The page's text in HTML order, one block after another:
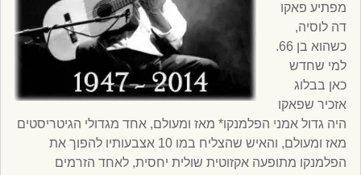
מפתיע פאקו
דה לוסיה,
כשהוא בן 66.
למי שחדש
כאן בבלוג
אזכיר שפאקו
היה גדול אמני הפלמנקו* מאז ומעולם, אחד מגדולי הגיטריסטים
מאז ומעולם, והאיש שהצליח במו 10 אצבעותיו להפוך את
הפלמנקו מתופעה אקזוטית שולית יחסית, לאחד הזרמים